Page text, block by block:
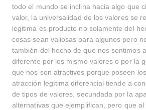
todo el mundo se inclina hacia algo que
valor, la universalidad de los valores se
legitima es producto no solamente del
cosas sean valiosas para algunos pero
también del hecho de que nos sentimos
diferente por los mismo valores o por la
que nos son atractivos porque poseen
atracción legítima diferencial tiende a
de tipos de valores, secundada por la
alternativas que ejemplifican, pero que al